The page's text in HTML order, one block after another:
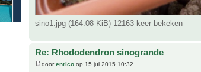
sino1.jpg (164.08 KiB) 12163 keer bekeken
Re: Rhododendron sinogrande
doorenrico op 15 jul 2015 10:32